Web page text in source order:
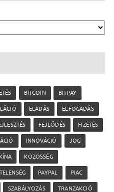
BITCOIN BITPAY
ELADÁS ELFOGADÁS
FEJLŐDÉS FIZETÉS
INNOVÁCIÓ JOG
KÍNA KÖZÖSSÉG
PAYPAL PIAC
SZABÁLYOZÁS TRANZAKCIÓ